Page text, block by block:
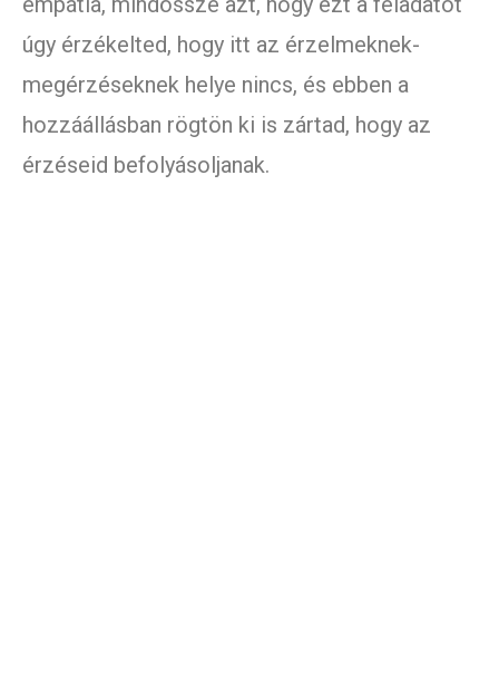
úgy érzékelted, hogy itt az érzelmeknek-
megérzéseknek helye nincs, és ebben a
hozzáállásban rögtön ki is zártad, hogy az
érzéseid befolyásoljanak.